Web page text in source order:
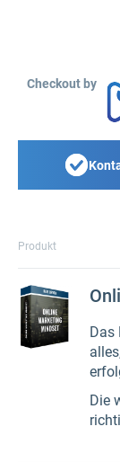
Checkout by
Produkt
Das
Die